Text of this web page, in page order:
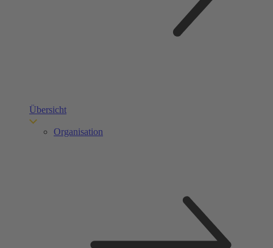
Übersicht
Organisation